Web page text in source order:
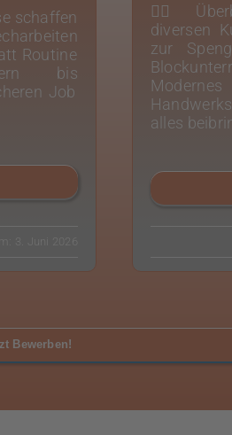
schaffen
Routine
bis
Job
3. Juni 2026
👉🏻
diversen
zur
alles
Bewerben!